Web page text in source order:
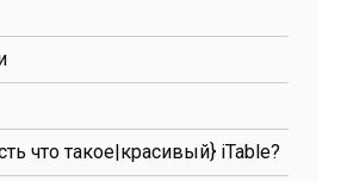
что такое|красивый} iTable?